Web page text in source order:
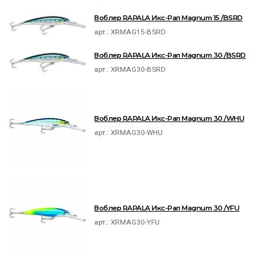
Воблер RAPALA Икс-Рап Magnum 15 /BSRD
арт.:XRMAG15-BSRD
Воблер RAPALA Икс-Рап Magnum 30 /BSRD
арт.:XRMAG30-BSRD
Воблер RAPALA Икс-Рап Magnum 30 /WHU
арт.:XRMAG30-WHU
Воблер RAPALA Икс-Рап Magnum 30 /YFU
арт.:XRMAG30-YFU